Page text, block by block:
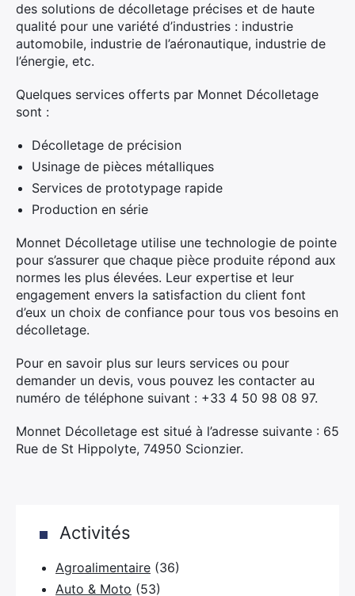
des solutions de décolletage précises et de haute
qualité pour une variété d’industries : industrie
automobile, industrie de l’aéronautique, industrie de
l’énergie, etc.
Quelques services offerts par Monnet Décolletage
sont :
Décolletage de précision
Usinage de pièces métalliques
Services de prototypage rapide
Production en série
Monnet Décolletage utilise une technologie de pointe
pour s’assurer que chaque pièce produite répond aux
normes les plus élevées. Leur expertise et leur
engagement envers la satisfaction du client font
d’eux un choix de confiance pour tous vos besoins en
décolletage.
Pour en savoir plus sur leurs services ou pour
demander un devis, vous pouvez les contacter au
numéro de téléphone suivant : +33 4 50 98 08 97.
Monnet Décolletage est situé à l’adresse suivante : 65
Rue de St Hippolyte, 74950 Scionzier.
Activités
Agroalimentaire (36)
Auto & Moto (53)